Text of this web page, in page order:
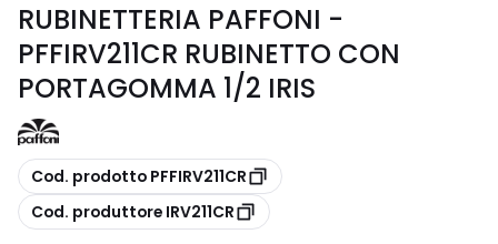
RUBINETTERIA PAFFONI -
PFFIRV211CR RUBINETTO CON
PORTAGOMMA 1/2 IRIS
copia
Cod. prodotto PFFIRV211CR
copia
Cod. produttore IRV211CR